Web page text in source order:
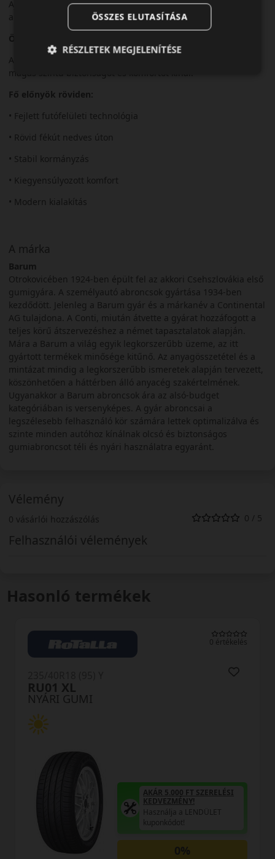
Ajánlott modern személyautókhoz, ahol fontos a biztonság és
a korszerű technológia.
Összegzés
A Barum Bravuris 6 egy korszerű nyári gumiabroncs, amely
magas szintű biztonságot és komfortot kínál.
Fő előnyök röviden:
• Fejlett futófelületi technológia
• Rövid fékút nedves úton
• Stabil kormányzás
• Kiegyensúlyozott komfort
• Modern kialakítás
A márka
Barum
Otrokovicében 1924-ben épült fel az akkori Csehszlovákia első
gumigyára. A személyautó abroncsok gyártása 1934-ben
kezdődött. Jelenleg a Barum gyár és a márkanév a Continental
AG tulajdona. A Conti, miután átvette a gyárat hozzáfogott a
teljes körű átszervezéshez a német tapasztalatok alapján.
Mára a Barum a világ egyik legkorszerűbb üzeme, az itt
gyártott termékek minősége kitűnő. Az anyagösszetétel és a
mintázat mindig a legkorszerűbb ismeretek alapján tervezett,
köszönhetően a háttérben álló anyacég szakértelmének.
Ugyanakkor a Barum abroncsok ára az alsó-budget
kategóriában is versenyképes. A gyár abroncsai a
legszélesebb felhasználó kör számára lettek optimalizálva és
szinte minden autóhoz kínálnak olcsó és biztonságos
gumiabroncsot téli és nyári használatra egyaránt.
Vélemény
0 vásárlói hozzászólás 0 / 5
Felhasználói vélemények
Hasonló termékek
0 értékelés
NYÁRI GUMI
DU71 RXMotion XL
AKÁR 5.000 FT SZERELÉSI
KEDVEZMÉNY!
Használja a LENDÜLET
kuponkódot!
0%
ÖSSZES ELUTASÍTÁSA
RÉSZLETEK MEGJELENÍTÉSE